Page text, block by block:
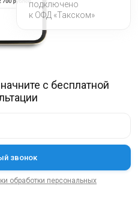
с бесплатной
обработки персональных
подключено
к ОФД «Такском»